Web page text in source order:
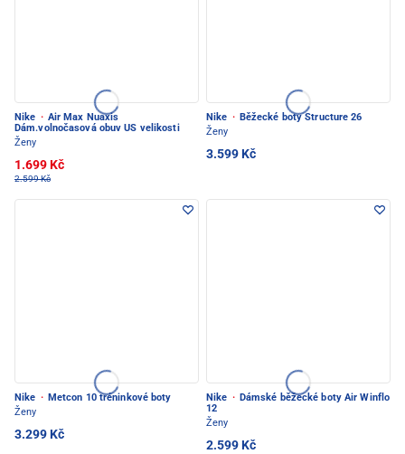
Nike · Air Max Nuaxis
Dám.volnočasová obuv US velikosti
Ženy
1.699 Kč
2.599 Kč
Nike · Běžecké boty Structure 26
Ženy
3.599 Kč
Nike · Metcon 10 tréninkové boty
Ženy
3.299 Kč
Nike · Dámské běžecké boty Air Winflo
12
Ženy
2.599 Kč